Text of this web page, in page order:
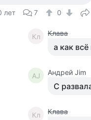
лет 7 0
Кл Клава
а как
АJ Андрей Jim
С
Кл Клава